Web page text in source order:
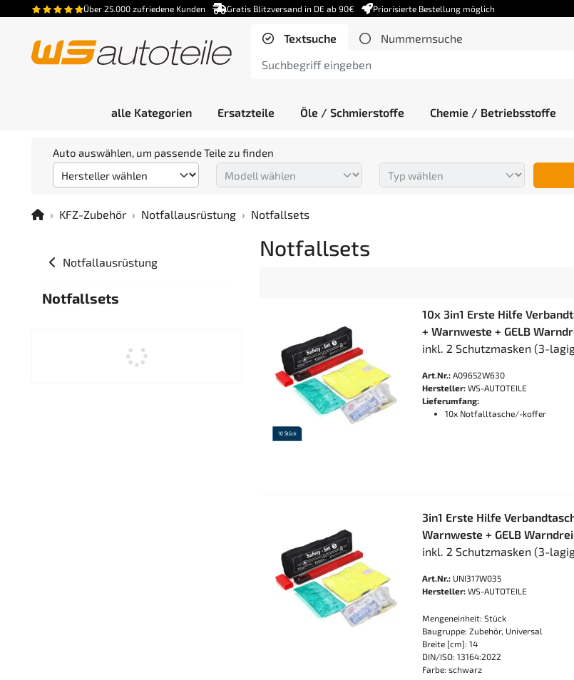
Über 25.000 zufriedene Kunden Gratis Blitzversand in DE ab 90€ Priorisierte Bestellung möglich
Textsuche Nummernsuche
alle Kategorien Ersatzteile Öle / Schmierstoffe Chemie / Betriebsstoffe
Auto auswählen, um passende Teile zu finden
KFZ-Zubehör Notfallausrüstung Notfallsets
Notfallausrüstung
Notfallsets
Notfallsets
10x 3in1 Erste Hilfe
+ Warnweste + GELB
inkl. 2 Schutzmasken (3-
Art.Nr.: A09652W630
Hersteller: WS-AUTOTEILE
Lieferumfang:
10x Notfalltasche/-koffer
3in1 Erste Hilfe
Warnweste + GELB
inkl. 2 Schutzmasken (3-
Art.Nr.: UNI317W035
Hersteller: WS-AUTOTEILE
Mengeneinheit: Stück
Baugruppe: Zubehör, Universal
Breite [cm]: 14
DIN/ISO: 13164:2022
Farbe: schwarz